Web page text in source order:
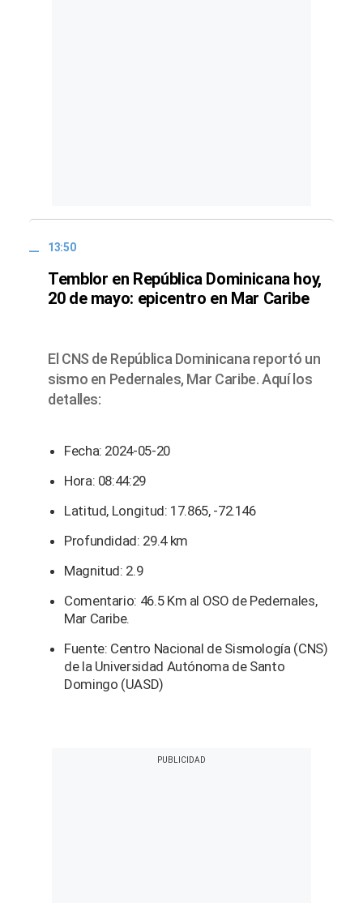
13:50
Temblor en República Dominicana hoy,
20 de mayo: epicentro en Mar Caribe
El CNS de República Dominicana reportó un
sismo en Pedernales, Mar Caribe. Aquí los
detalles:
Fecha: 2024-05-20
Hora: 08:44:29
Latitud, Longitud: 17.865, -72.146
Profundidad: 29.4 km
Magnitud: 2.9
Comentario: 46.5 Km al OSO de Pedernales,
Mar Caribe.
Fuente: Centro Nacional de Sismología (CNS)
de la Universidad Autónoma de Santo
Domingo (UASD)